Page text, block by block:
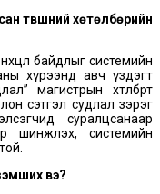
түвшний хөтөлбөрийн
байдлыг системийн
хүрээнд авч үздэгт
магистрын хөтөлбөрт
сэтгэл судлал зэрэг
суралцсанаар
шинжлэх, системийн
вэ?